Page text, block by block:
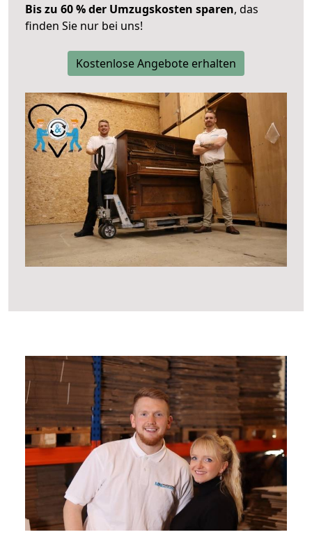
Bis zu 60 % der Umzugskosten sparen, das
finden Sie nur bei uns!
Kostenlose Angebote erhalten